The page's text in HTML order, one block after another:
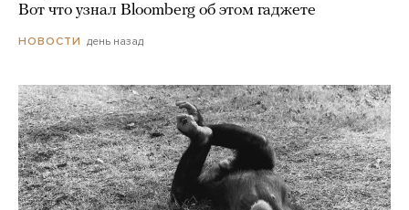
Вот что узнал Bloomberg об этом гаджете
НОВОСТИ день назад